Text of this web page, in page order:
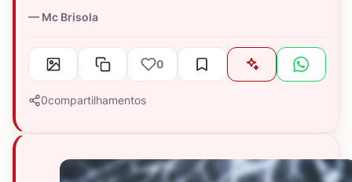
Mc Brisola
0
0compartilhamentos